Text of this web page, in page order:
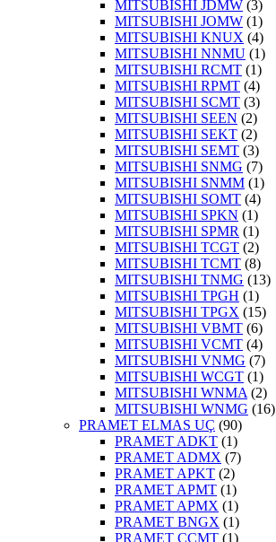
MITSUBISHI JDMW (3)
MITSUBISHI JOMW (1)
MITSUBISHI KNUX (4)
MITSUBISHI NNMU (1)
MITSUBISHI RCMT (1)
MITSUBISHI RPMT (4)
MITSUBISHI SCMT (3)
MITSUBISHI SEEN (2)
MITSUBISHI SEKT (2)
MITSUBISHI SEMT (3)
MITSUBISHI SNMG (7)
MITSUBISHI SNMM (1)
MITSUBISHI SOMT (4)
MITSUBISHI SPKN (1)
MITSUBISHI SPMR (1)
MITSUBISHI TCGT (2)
MITSUBISHI TCMT (8)
MITSUBISHI TNMG (13)
MITSUBISHI TPGH (1)
MITSUBISHI TPGX (15)
MITSUBISHI VBMT (6)
MITSUBISHI VCMT (4)
MITSUBISHI VNMG (7)
MITSUBISHI WCGT (1)
MITSUBISHI WNMA (2)
MITSUBISHI WNMG (16)
PRAMET ELMAS UÇ (90)
PRAMET ADKT (1)
PRAMET ADMX (7)
PRAMET APKT (2)
PRAMET APMT (1)
PRAMET APMX (1)
PRAMET BNGX (1)
PRAMET CCMT (1)